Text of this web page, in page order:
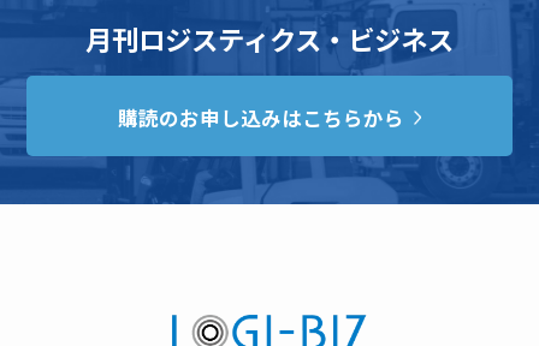
月刊ロジスティクス・ビジネス
購読のお申し込みはこちらから